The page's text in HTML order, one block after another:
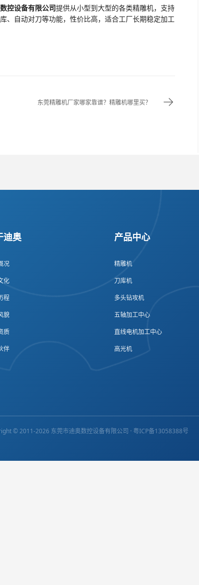
控设备有限公司提供从小型到大型的各类精雕机，支持
、自动对刀等功能，性价比高，适合工厂长期稳定加工
东莞精雕机厂家哪家靠谱？精雕机哪里买？
迪奥
况
化
程
貌
质
伴
产品中心
精雕机
刀库机
多头钻攻机
五轴加工中心
直线电机加工中心
高光机
© 2011-2026 东莞市迪奥数控设备有限公司 · 粤ICP备13058388号